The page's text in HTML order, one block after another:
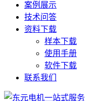
案例展示
技术问答
资料下载
样本下载
使用手册
软件下载
联系我们